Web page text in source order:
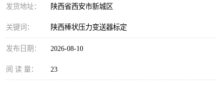
发货地址： 陕西省西安市新城区
关键词： 陕西棒状压力变送器标定
发布日期： 2026-08-10
阅 读 量： 23